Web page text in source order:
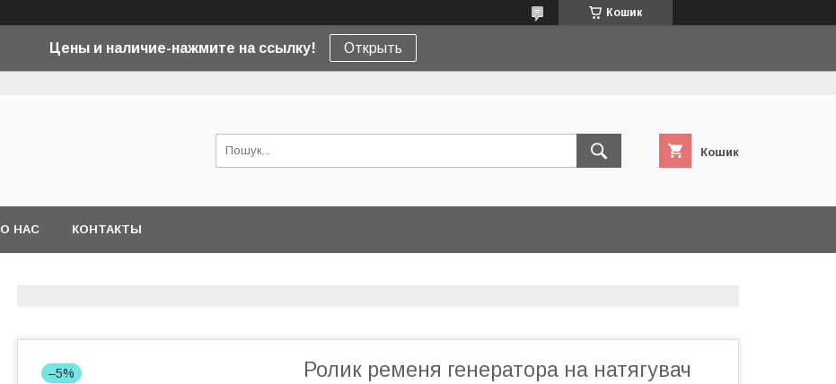
Кошик
Цены и наличие-нажмите на ссылку! Открыть
Кошик
О НАС КОНТАКТЫ
–5%
Ролик ременя генератора на натягувач